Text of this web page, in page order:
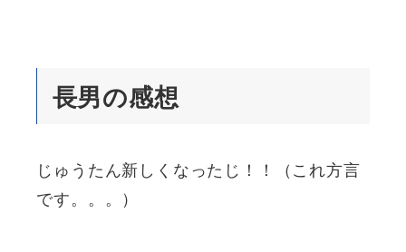
長男の感想
じゅうたん新しくなったじ！！（これ方言
です。。。）